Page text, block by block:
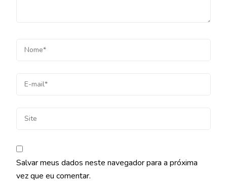
Salvar meus dados neste navegador para a próxima
vez que eu comentar.